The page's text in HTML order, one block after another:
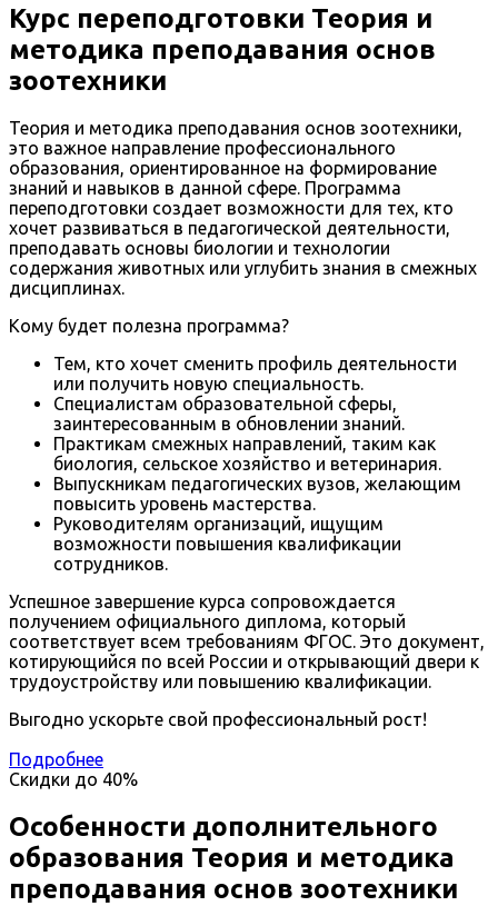
Курс переподготовки Теория и
методика преподавания основ
зоотехники
Теория и методика преподавания основ зоотехники,
это важное направление профессионального
образования, ориентированное на формирование
знаний и навыков в данной сфере. Программа
переподготовки создает возможности для тех, кто
хочет развиваться в педагогической деятельности,
преподавать основы биологии и технологии
содержания животных или углубить знания в смежных
дисциплинах.
Кому будет полезна программа?
Тем, кто хочет сменить профиль деятельности
или получить новую специальность.
Специалистам образовательной сферы,
заинтересованным в обновлении знаний.
Практикам смежных направлений, таким как
биология, сельское хозяйство и ветеринария.
Выпускникам педагогических вузов, желающим
повысить уровень мастерства.
Руководителям организаций, ищущим
возможности повышения квалификации
сотрудников.
Успешное завершение курса сопровождается
получением официального диплома, который
соответствует всем требованиям ФГОС. Это документ,
котирующийся по всей России и открывающий двери к
трудоустройству или повышению квалификации.
Выгодно ускорьте свой профессиональный рост!
Подробнее
Скидки до 40%
Особенности дополнительного
образования Теория и методика
преподавания основ зоотехники